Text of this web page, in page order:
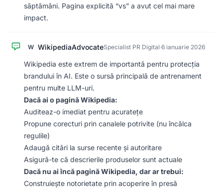
săptămâni. Pagina explicită “vs” a avut cel mai mare
impact.
W WikipediaAdvocateSpecialist PR Digital·6 ianuarie 2026
Wikipedia este extrem de importantă pentru protecția
brandului în AI. Este o sursă principală de antrenament
pentru multe LLM-uri.
Dacă ai o pagină Wikipedia:
Auditeaz-o imediat pentru acuratețe
Propune corecturi prin canalele potrivite (nu încălca
regulile)
Adaugă citări la surse recente și autoritare
Asigură-te că descrierile produselor sunt actuale
Dacă nu ai încă pagină Wikipedia, dar ar trebui:
Construiește notorietate prin acoperire în presă